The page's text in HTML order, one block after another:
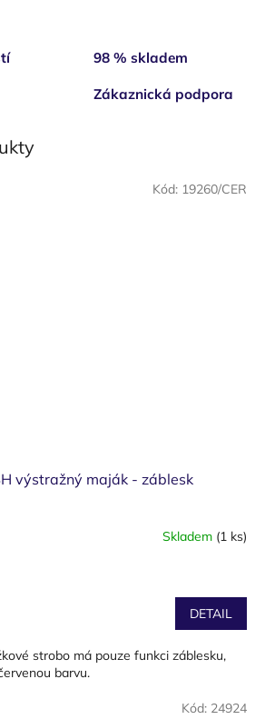
98 % skladem
Zákaznická podpora
výstražný maják - záblesk
Skladem (1 ks)
DETAIL
strobo má pouze funkci záblesku,
barvu.
Kód: 19260/CER
Kód: 24924